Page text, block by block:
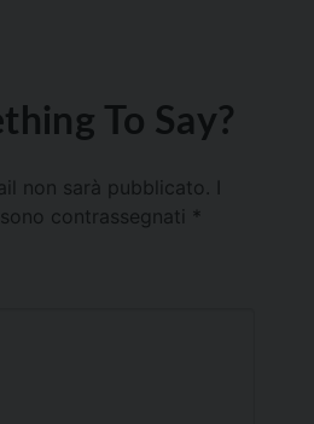
To Say?
non sarà pubblicato.
contrassegnati *